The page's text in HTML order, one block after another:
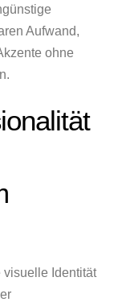
Aufwand,
ohne
visuelle Identität